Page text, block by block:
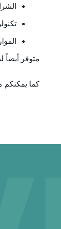
متوفر أيضاً
كما يمكنكم